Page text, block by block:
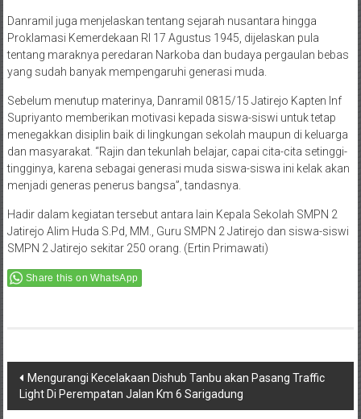
Danramil juga menjelaskan tentang sejarah nusantara hingga
Proklamasi Kemerdekaan RI 17 Agustus 1945, dijelaskan pula
tentang maraknya peredaran Narkoba dan budaya pergaulan bebas
yang sudah banyak mempengaruhi generasi muda.
Sebelum menutup materinya, Danramil 0815/15 Jatirejo Kapten Inf
Supriyanto memberikan motivasi kepada siswa-siswi untuk tetap
menegakkan disiplin baik di lingkungan sekolah maupun di keluarga
dan masyarakat. “Rajin dan tekunlah belajar, capai cita-cita setinggi-
tingginya, karena sebagai generasi muda siswa-siswa ini kelak akan
menjadi generas penerus bangsa”, tandasnya.
Hadir dalam kegiatan tersebut antara lain Kepala Sekolah SMPN 2
Jatirejo Alim Huda S.Pd, MM., Guru SMPN 2 Jatirejo dan siswa-siswi
SMPN 2 Jatirejo sekitar 250 orang. (Ertin Primawati)
Share this on WhatsApp
Post
navigation
Mengurangi Kecelakaan Dishub Tanbu akan Pasang Traffic
Light Di Perempatan Jalan Km 6 Sarigadung